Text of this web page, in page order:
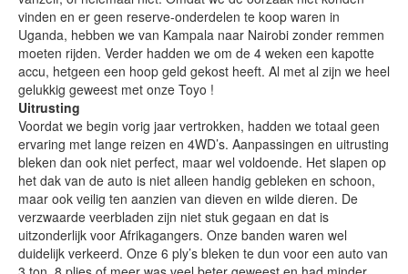
vinden en er geen reserve-onderdelen te koop waren in
Uganda, hebben we van Kampala naar Nairobi zonder remmen
moeten rijden. Verder hadden we om de 4 weken een kapotte
accu, hetgeen een hoop geld gekost heeft. Al met al zijn we heel
gelukkig geweest met onze Toyo !
Uitrusting
Voordat we begin vorig jaar vertrokken, hadden we totaal geen
ervaring met lange reizen en 4WD’s. Aanpassingen en uitrusting
bleken dan ook niet perfect, maar wel voldoende. Het slapen op
het dak van de auto is niet alleen handig gebleken en schoon,
maar ook veilig ten aanzien van dieven en wilde dieren. De
verzwaarde veerbladen zijn niet stuk gegaan en dat is
uitzonderlijk voor Afrikagangers. Onze banden waren wel
duidelijk verkeerd. Onze 6 ply’s bleken te dun voor een auto van